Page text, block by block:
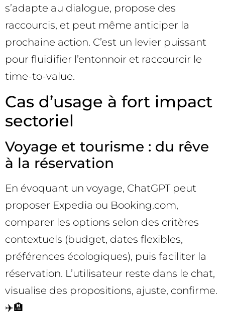
s’adapte au dialogue, propose des
raccourcis, et peut même anticiper la
prochaine action. C’est un levier puissant
pour fluidifier l’entonnoir et raccourcir le
time-to-value.
Cas d’usage à fort impact
sectoriel
Voyage et tourisme : du rêve
à la réservation
En évoquant un voyage, ChatGPT peut
proposer Expedia ou Booking.com,
comparer les options selon des critères
contextuels (budget, dates flexibles,
préférences écologiques), puis faciliter la
réservation. L’utilisateur reste dans le chat,
visualise des propositions, ajuste, confirme.
✈️🏨